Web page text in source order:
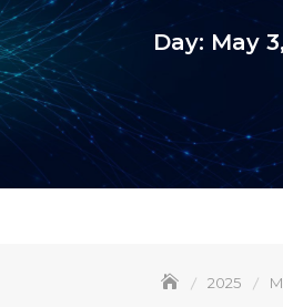
Day: May
2025